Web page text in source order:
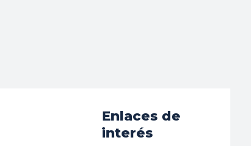
Enlaces de
interés